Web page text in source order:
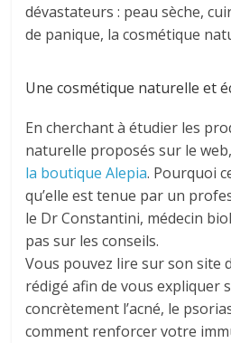
dévastateurs : peau sèche,
de panique, la cosmétique
Une cosmétique naturelle et
En cherchant à étudier les
naturelle proposés sur le
la boutique Alepia. Pourquoi
qu’elle est tenue par un
le Dr Constantini, médecin
pas sur les conseils.
Vous pouvez lire sur son site
rédigé afin de vous expliquer
concrètement l’acné, le
comment renforcer votre